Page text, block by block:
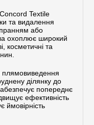
Textile
та видалення
або
охоплює широкий
косметичні та
плямовиведення
ділянку до
попереднє
ефективність
ймовірність